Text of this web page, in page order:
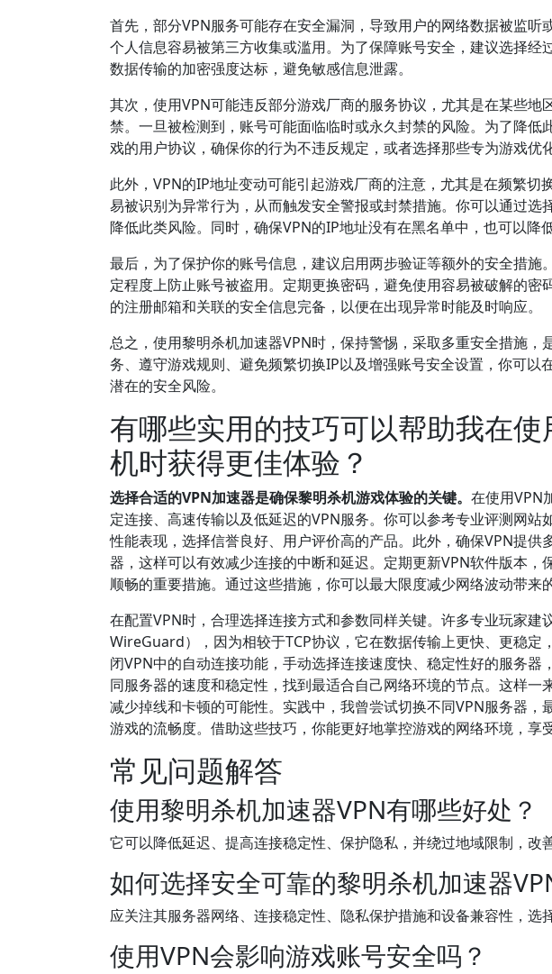
首先，部分VPN服务可能存在安全漏洞，导致用户的网络数据被监听
个人信息容易被第三方收集或滥用。为了保障账号安全，建议选择
数据传输的加密强度达标，避免敏感信息泄露。
其次，使用VPN可能违反部分游戏厂商的服务协议，尤其是在某些
禁。一旦被检测到，账号可能面临临时或永久封禁的风险。为了降
戏的用户协议，确保你的行为不违反规定，或者选择那些专为游戏优
此外，VPN的IP地址变动可能引起游戏厂商的注意，尤其是在频繁切
易被识别为异常行为，从而触发安全警报或封禁措施。你可以通过
降低此类风险。同时，确保VPN的IP地址没有在黑名单中，也可以降
最后，为了保护你的账号信息，建议启用两步验证等额外的安全措施
定程度上防止账号被盗用。定期更换密码，避免使用容易被破解的
的注册邮箱和关联的安全信息完备，以便在出现异常时能及时响应。
总之，使用黎明杀机加速器VPN时，保持警惕，采取多重安全措施，
务、遵守游戏规则、避免频繁切换IP以及增强账号安全设置，你可以
潜在的安全风险。
有哪些实用的技巧可以帮助我在
机时获得更佳体验？
选择合适的VPN加速器是确保黎明杀机游戏体验的关键。 在使用VPN
定连接、高速传输以及低延迟的VPN服务。你可以参考专业评测网
性能表现，选择信誉良好、用户评价高的产品。此外，确保VPN提
器，这样可以有效减少连接的中断和延迟。定期更新VPN软件版本
顺畅的重要措施。通过这些措施，你可以最大限度减少网络波动带来
在配置VPN时，合理选择连接方式和参数同样关键。许多专业玩家
WireGuard），因为相较于TCP协议，它在数据传输上更快、更稳定
闭VPN中的自动连接功能，手动选择连接速度快、稳定性好的服务
同服务器的速度和稳定性，找到最适合自己网络环境的节点。这样一
减少掉线和卡顿的可能性。实践中，我曾尝试切换不同VPN服务器，
游戏的流畅度。借助这些技巧，你能更好地掌控游戏的网络环境，享
常见问题解答
使用黎明杀机加速器VPN有哪些好处？
它可以降低延迟、提高连接稳定性、保护隐私，并绕过地域限制，改
如何选择安全可靠的黎明杀机加速器
应关注其服务器网络、连接稳定性、隐私保护措施和设备兼容性，选
使用VPN会影响游戏账号安全吗？